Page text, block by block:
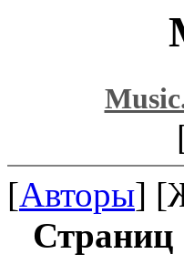
[Авторы]
Страниц